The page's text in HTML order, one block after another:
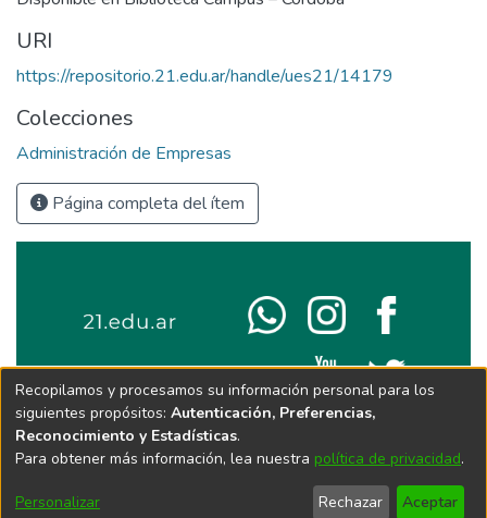
URI
https://repositorio.21.edu.ar/handle/ues21/14179
Colecciones
Administración de Empresas
Página completa del ítem
Recopilamos y procesamos su información personal para los
siguientes propósitos: Autenticación, Preferencias,
Reconocimiento y Estadísticas.
Para obtener más información, lea nuestra política de privacidad.
Personalizar Rechazar Aceptar